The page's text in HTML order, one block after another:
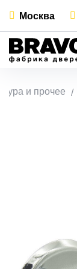
Москва
и прочее